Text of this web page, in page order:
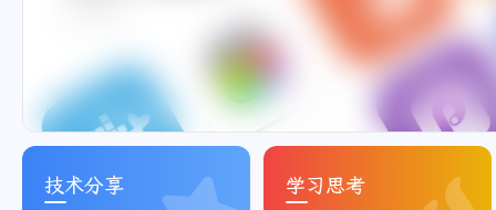
技术分享 学习思考